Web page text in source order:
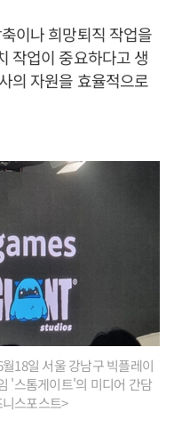
이나 희망퇴직 작업을
작업이 중요하다고 생
의 자원을 효율적으로
18일 서울 강남구 빅플레이
'스톰게이트'의 미디어 간담
스포스트>